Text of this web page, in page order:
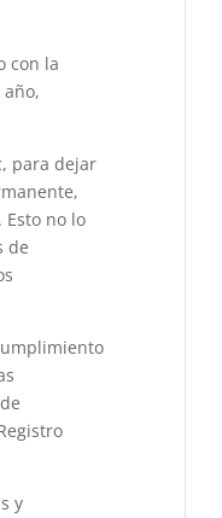
con la
para dejar
Esto no lo
de
y